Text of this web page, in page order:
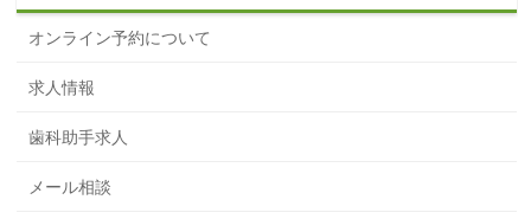
オンライン予約について
求人情報
歯科助手求人
メール相談